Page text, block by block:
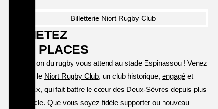
ACHETEZ
VOS PLACES
La passion du rugby vous attend au stade Espinassou ! Venez
soutenir le Niort Rugby Club, un club historique, engagé et
ambitieux, qui fait battre le cœur des Deux-Sèvres depuis plus
d’un siècle. Que vous soyez fidèle supporter ou nouveau